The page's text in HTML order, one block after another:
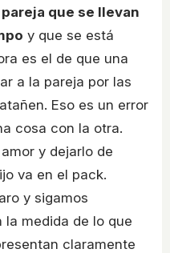
que se llevan
y que se está
es el de que una
a la pareja por las
Eso es un error
cosa con la otra.
y dejarlo de
va en el pack.
y sigamos
la medida de lo que
claramente